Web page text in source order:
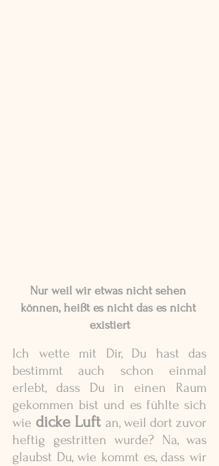
Nur weil wir etwas nicht sehen
können, heißt es nicht das es nicht
existiert
Ich wette mit Dir, Du hast das
bestimmt auch schon einmal
erlebt, dass Du in einen Raum
gekommen bist und es fühlte sich
wie dicke Luft an, weil dort zuvor
heftig gestritten wurde? Na, was
glaubst Du, wie kommt es, dass wir